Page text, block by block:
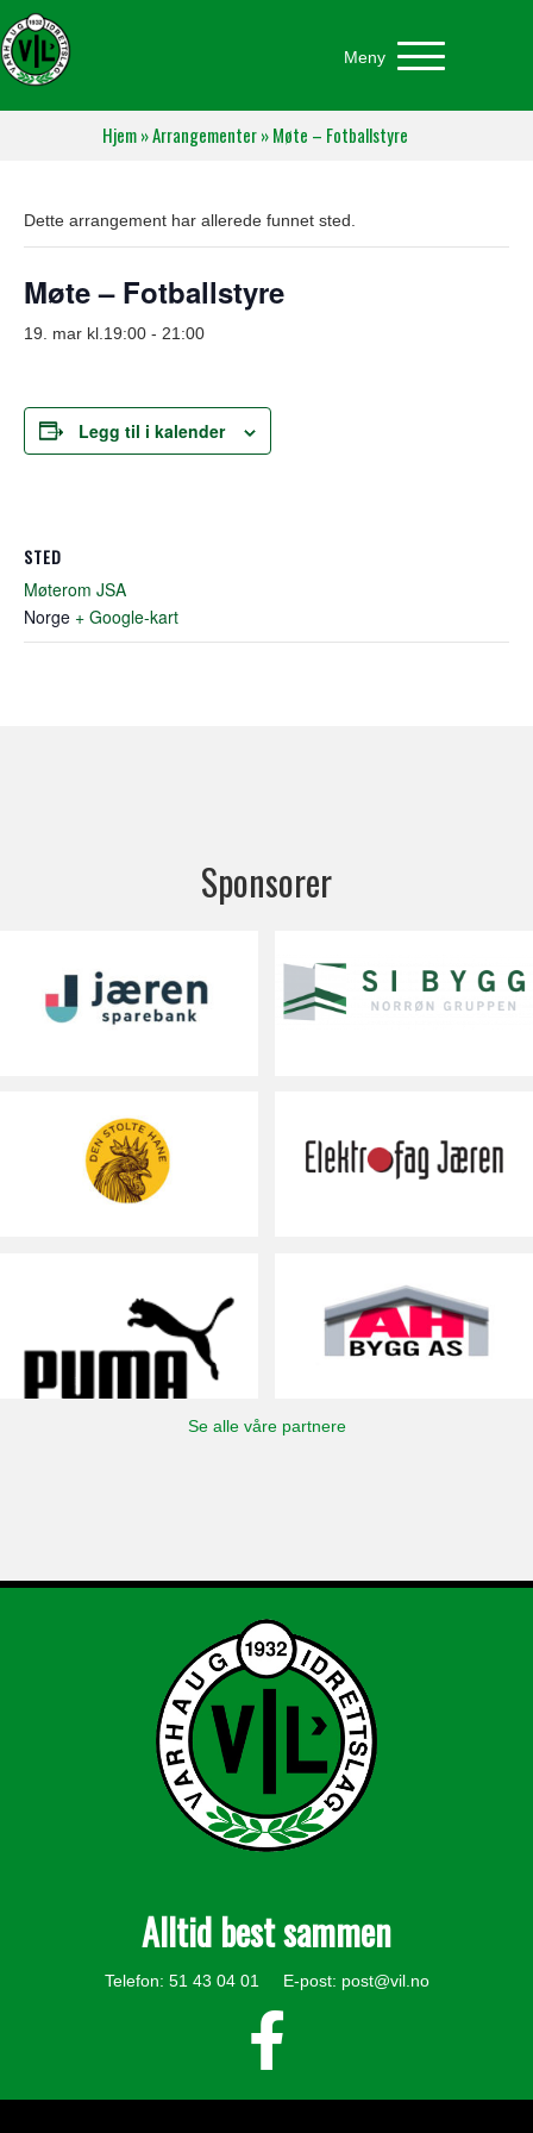
Meny
Hjem»Arrangementer»Møte – Fotballstyre
Dette arrangement har allerede funnet sted.
Møte – Fotballstyre
19. mar kl.19:00 - 21:00
Legg til i kalender
STED
Møterom JSA
Norge + Google-kart
Sponsorer
Se alle våre partnere
Alltid best sammen
Telefon: 51 43 04 01 E-post: post@vil.no